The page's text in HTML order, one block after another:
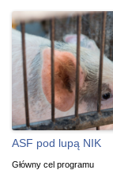
ASF pod lupą NIK
Główny cel programu